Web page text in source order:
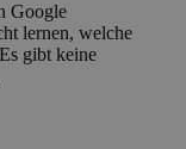
Google
lernen, welche
gibt keine